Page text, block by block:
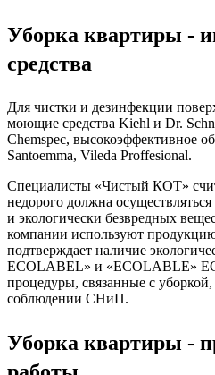
Уборка квартиры -
средства
Для чистки и дезинфекции
моющие средства Kiehl и Dr.
Chemspec, высокоэффективное
Santoemma, Vileda Proffesional.
Специалисты «Чистый КОТ»
недорого должна
и экологически безвредных
компании используют
подтверждает наличие
ECOLABEL» и «ECOLABLE»
процедуры, связанные с
соблюдении СНиП.
Уборка квартиры -